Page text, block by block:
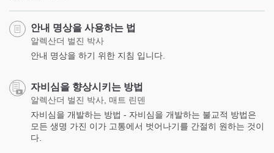
안내 명상을 사용하는 법
알렉산더 벌진 박사
안내 명상을 하기 위한 지침 입니다.
자비심을 향상시키는 방법
알렉산더 벌진 박사, 매트 린덴
자비심을 개발하는 방법 - 자비심을 개발하는 불교적 방법은
모든 생명 가진 이가 고통에서 벗어나기를 간절히 원하는 것이
다.